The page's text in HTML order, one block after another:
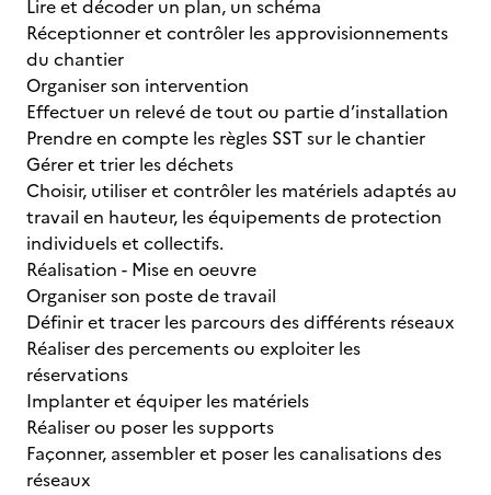
Lire et décoder un plan, un schéma
Réceptionner et contrôler les approvisionnements
du chantier
Organiser son intervention
Effectuer un relevé de tout ou partie d’installation
Prendre en compte les règles SST sur le chantier
Gérer et trier les déchets
Choisir, utiliser et contrôler les matériels adaptés au
travail en hauteur, les équipements de protection
individuels et collectifs.
Réalisation - Mise en oeuvre
Organiser son poste de travail
Définir et tracer les parcours des différents réseaux
Réaliser des percements ou exploiter les
réservations
Implanter et équiper les matériels
Réaliser ou poser les supports
Façonner, assembler et poser les canalisations des
réseaux